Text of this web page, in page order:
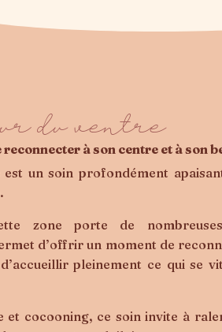
du ventre
à son centre et à son
un soin profondément
zone porte de
d’offrir un moment de
pleinement ce qui se
et cocooning, ce soin invite à